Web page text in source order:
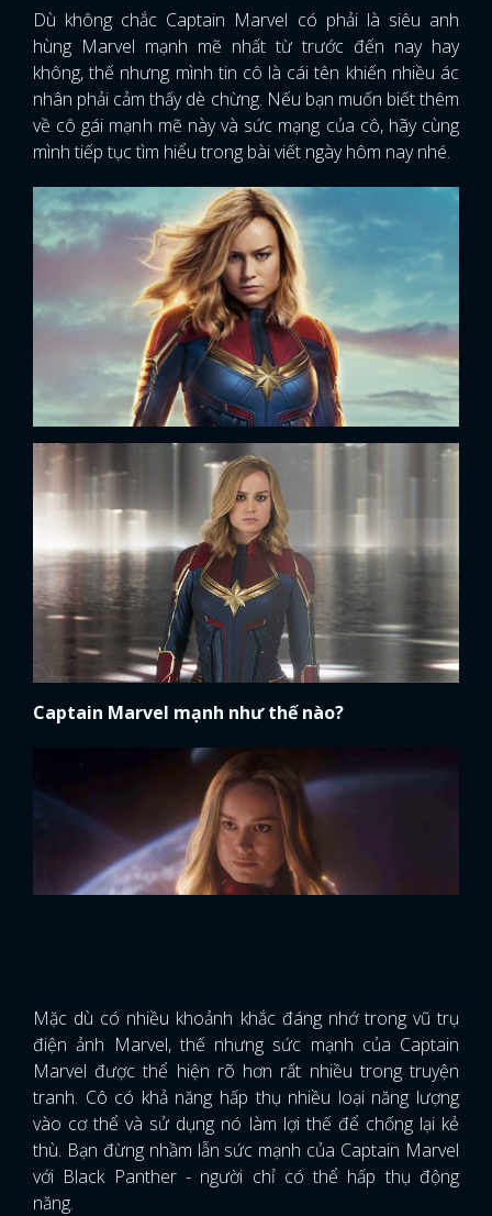
Dù không chắc Captain Marvel có phải là siêu anh
hùng Marvel mạnh mẽ nhất từ trước đến nay hay
không, thế nhưng mình tin cô là cái tên khiến nhiều ác
nhân phải cảm thấy dè chừng. Nếu bạn muốn biết thêm
về cô gái mạnh mẽ này và sức mạng của cô, hãy cùng
mình tiếp tục tìm hiểu trong bài viết ngày hôm nay nhé.
Captain Marvel mạnh như thế nào?
Mặc dù có nhiều khoảnh khắc đáng nhớ trong vũ trụ
điện ảnh Marvel, thế nhưng sức mạnh của Captain
Marvel được thể hiện rõ hơn rất nhiều trong truyện
tranh. Cô có khả năng hấp thụ nhiều loại năng lượng
vào cơ thể và sử dụng nó làm lợi thế để chống lại kẻ
thù. Bạn đừng nhầm lẫn sức mạnh của Captain Marvel
với Black Panther - người chỉ có thể hấp thụ động
năng.